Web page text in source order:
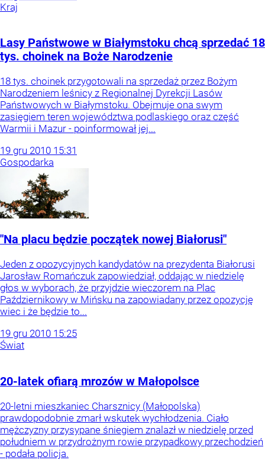
Kraj
Lasy Państwowe w Białymstoku chcą sprzedać 18
tys. choinek na Boże Narodzenie
18 tys. choinek przygotowali na sprzedaż przez Bożym
Narodzeniem leśnicy z Regionalnej Dyrekcji Lasów
Państwowych w Białymstoku. Obejmuje ona swym
zasięgiem teren województwa podlaskiego oraz część
Warmii i Mazur - poinformował jej...
19 gru 2010 15:31
Gospodarka
"Na placu będzie początek nowej Białorusi"
Jeden z opozycyjnych kandydatów na prezydenta Białorusi
Jarosław Romańczuk zapowiedział, oddając w niedzielę
głos w wyborach, że przyjdzie wieczorem na Plac
Październikowy w Mińsku na zapowiadany przez opozycję
wiec i że będzie to...
19 gru 2010 15:25
Świat
20-latek ofiarą mrozów w Małopolsce
20-letni mieszkaniec Charsznicy (Małopolska)
prawdopodobnie zmarł wskutek wychłodzenia. Ciało
mężczyzny przysypane śniegiem znalazł w niedzielę przed
południem w przydrożnym rowie przypadkowy przechodzień
- podała policja.